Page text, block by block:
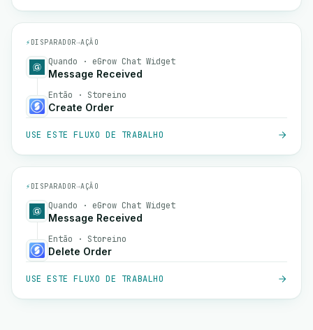
⚡ DISPARADOR→AÇÃO
Quando · eGrow Chat Widget
Message Received
Então · Storeino
Create Order
USE ESTE FLUXO DE TRABALHO
⚡ DISPARADOR→AÇÃO
Quando · eGrow Chat Widget
Message Received
Então · Storeino
Delete Order
USE ESTE FLUXO DE TRABALHO